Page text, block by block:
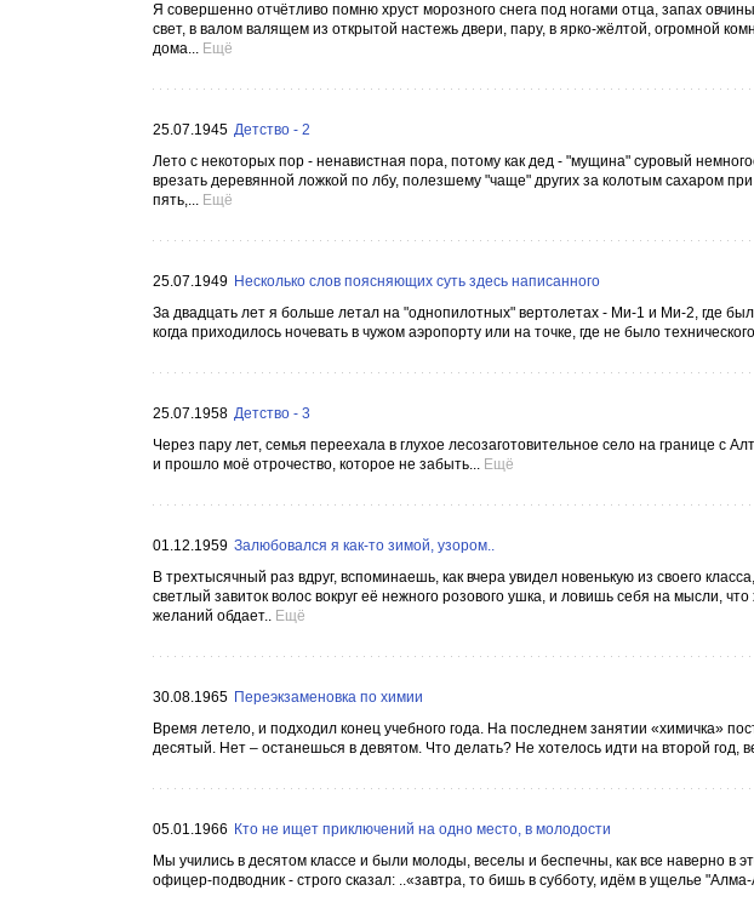
Я совершенно отчётливо помню хруст морозного снега под ногами отца, запах
свет, в валом валящем из открытой настежь двери, пару, в ярко-жёлтой, огромной
дома... Ещё
25.07.1945 Детство - 2
Лето с некоторых пор - ненавистная пора, потому как дед - "мущина" суровый
врезать деревянной ложкой по лбу, полезшему "чаще" других за колотым сахаром
пять,... Ещё
25.07.1949 Несколько слов поясняющих суть здесь написанного
За двадцать лет я больше летал на "однопилотных" вертолетах - Ми-1 и Ми-2, где
когда приходилось ночевать в чужом аэропорту или на точке, где не было
25.07.1958 Детство - 3
Через пару лет, семья переехала в глухое лесозаготовительное село на границе с
и прошло моё отрочество, которое не забыть... Ещё
01.12.1959 Залюбовался я как-то зимой, узором..
В трехтысячный раз вдруг, вспоминаешь, как вчера увидел новенькую из своего
светлый завиток волос вокруг её нежного розового ушка, и ловишь себя на мысли,
желаний обдает.. Ещё
30.08.1965 Переэкзаменовка по химии
Время летело, и подходил конец учебного года. На последнем занятии «химичка»
десятый. Нет – останешься в девятом. Что делать? Не хотелось идти на второй год,
05.01.1966 Кто не ищет приключений на одно место, в молодости
Мы учились в десятом классе и были молоды, веселы и беспечны, как все наверно в
офицер-подводник - строго сказал: ..«завтра, то бишь в субботу, идём в ущелье